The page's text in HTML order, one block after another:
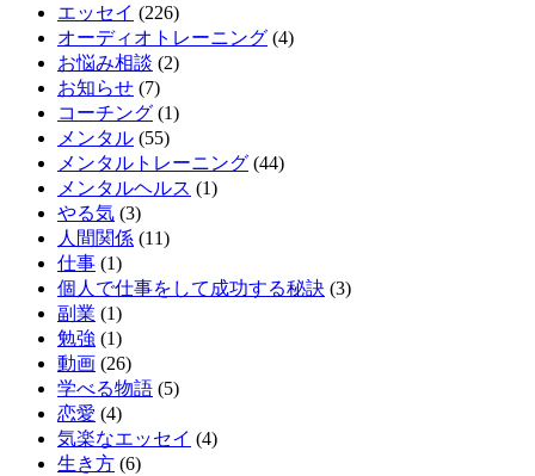
エッセイ (226)
オーディオトレーニング (4)
お悩み相談 (2)
お知らせ (7)
コーチング (1)
メンタル (55)
メンタルトレーニング (44)
メンタルヘルス (1)
やる気 (3)
人間関係 (11)
仕事 (1)
個人で仕事をして成功する秘訣 (3)
副業 (1)
勉強 (1)
動画 (26)
学べる物語 (5)
恋愛 (4)
気楽なエッセイ (4)
生き方 (6)